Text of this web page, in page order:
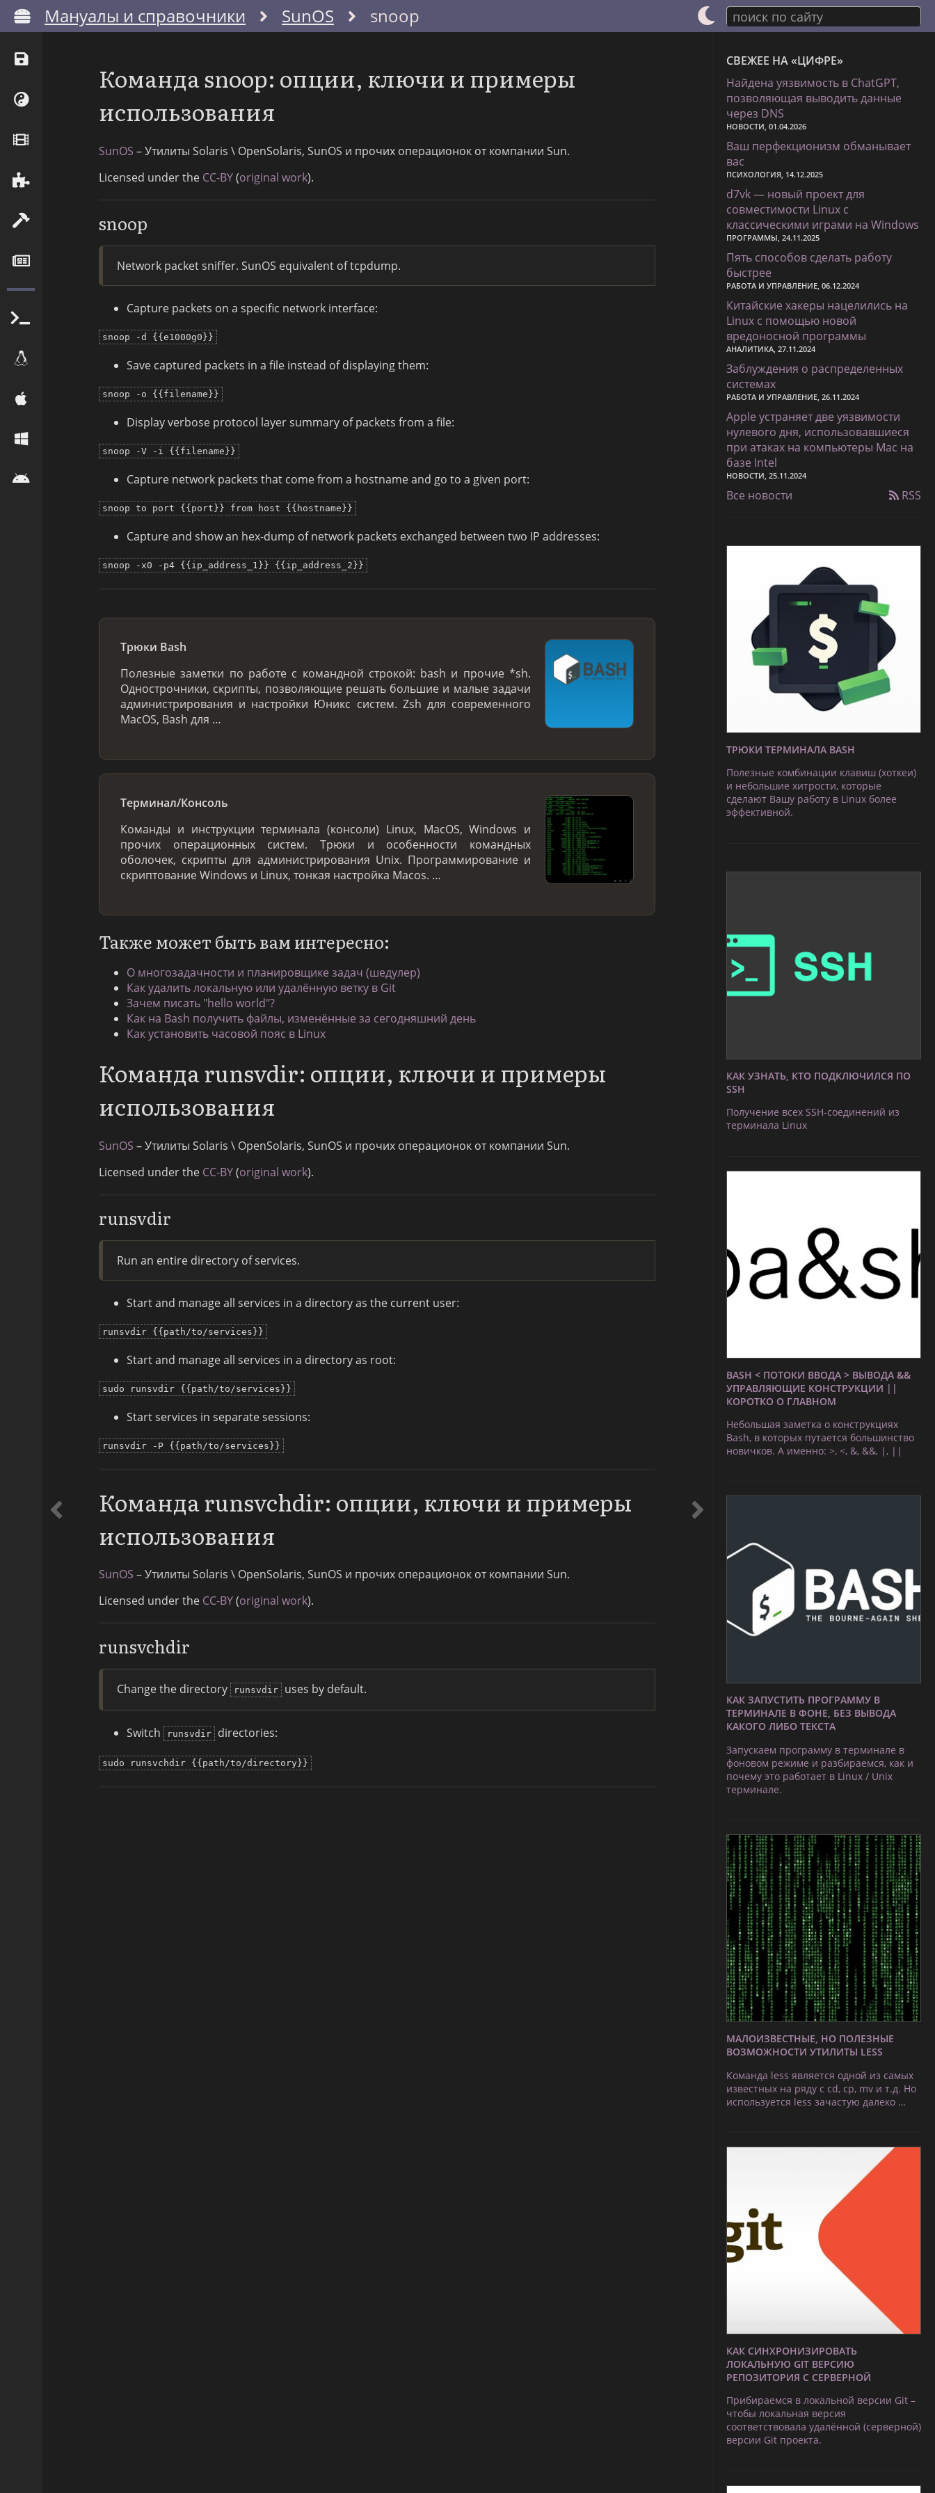
Мануалы и справочники SunOS snoop поиск по сайту
Команда snoop: опции, ключи и примеры
использования
SunOS – Утилиты Solaris \ OpenSolaris, SunOS и прочих операционок от компании Sun.
Licensed under the CC-BY(original work).
snoop
Network packet sniffer. SunOS equivalent of tcpdump.
Capture packets on a specific network interface:
snoop -d {{e1000g0}}
Save captured packets in a file instead of displaying them:
snoop -o {{filename}}
Display verbose protocol layer summary of packets from a file:
snoop -V -i {{filename}}
Capture network packets that come from a hostname and go to a given port:
snoop to port {{port}} from host {{hostname}}
Capture and show an hex-dump of network packets exchanged between two IP addresses:
snoop -x0 -p4 {{ip_address_1}} {{ip_address_2}}
Трюки Bash
Полезные заметки по работе с командной строкой: bash и прочие *sh.
Однострочники, скрипты, позволяющие решать большие и малые задачи
администрирования и настройки Юникс систем. Zsh для современного
MacOS, Bash для …
Терминал/Консоль
Команды и инструкции терминала (консоли) Linux, MacOS, Windows и
прочих операционных систем. Трюки и особенности командных
оболочек, скрипты для администрирования Unix. Программирование и
скриптование Windows и Linux, тонкая настройка Macos. …
Также может быть вам интересно:
О многозадачности и планировщике задач (шедулер)
Как удалить локальную или удалённую ветку в Git
Зачем писать "hello world"?
Как на Bash получить файлы, изменённые за сегодняшний день
Как установить часовой пояс в Linux
Команда runsvdir: опции, ключи и примеры
использования
SunOS – Утилиты Solaris \ OpenSolaris, SunOS и прочих операционок от компании Sun.
Licensed under the CC-BY(original work).
runsvdir
Run an entire directory of services.
Start and manage all services in a directory as the current user:
runsvdir {{path/to/services}}
Start and manage all services in a directory as root:
sudo runsvdir {{path/to/services}}
Start services in separate sessions:
runsvdir -P {{path/to/services}}
Команда runsvchdir: опции, ключи и примеры
использования
SunOS – Утилиты Solaris \ OpenSolaris, SunOS и прочих операционок от компании Sun.
Licensed under the CC-BY(original work).
runsvchdir
Change the directory runsvdir uses by default.
Switch runsvdir directories:
sudo runsvchdir {{path/to/directory}}
СВЕЖЕЕ НА «ЦИФРЕ»
Найдена уязвимость в ChatGPT,
позволяющая выводить данные
через DNS
НОВОСТИ, 01.04.2026
Ваш перфекционизм обманывает
вас
ПСИХОЛОГИЯ, 14.12.2025
d7vk — новый проект для
совместимости Linux с
классическими играми на Windows
ПРОГРАММЫ, 24.11.2025
Пять способов сделать работу
быстрее
РАБОТА И УПРАВЛЕНИЕ, 06.12.2024
Китайские хакеры нацелились на
Linux с помощью новой
вредоносной программы
АНАЛИТИКА, 27.11.2024
Заблуждения о распределенных
системах
РАБОТА И УПРАВЛЕНИЕ, 26.11.2024
Apple устраняет две уязвимости
нулевого дня, использовавшиеся
при атаках на компьютеры Mac на
базе Intel
НОВОСТИ, 25.11.2024
Все новости RSS
ТРЮКИ ТЕРМИНАЛА BASH
Полезные комбинации клавиш (хоткеи)
и небольшие хитрости, которые
сделают Вашу работу в Linux более
эффективной.
КАК УЗНАТЬ, КТО ПОДКЛЮЧИЛСЯ ПО
SSH
Получение всех SSH-соединений из
терминала Linux
BASH < ПОТОКИ ВВОДА > ВЫВОДА &&
УПРАВЛЯЮЩИЕ КОНСТРУКЦИИ ||
КОРОТКО О ГЛАВНОМ
Небольшая заметка о конструкциях
Bash, в которых путается большинство
новичков. А именно: >, <, &, &&, |, ||
КАК ЗАПУСТИТЬ ПРОГРАММУ В
ТЕРМИНАЛЕ В ФОНЕ, БЕЗ ВЫВОДА
КАКОГО ЛИБО ТЕКСТА
Запускаем программу в терминале в
фоновом режиме и разбираемся, как и
почему это работает в Linux / Unix
терминале.
МАЛОИЗВЕСТНЫЕ, НО ПОЛЕЗНЫЕ
ВОЗМОЖНОСТИ УТИЛИТЫ LESS
Команда less является одной из самых
известных на ряду с cd, cp, mv и т.д. Но
используется less зачастую далеко …
КАК СИНХРОНИЗИРОВАТЬ
ЛОКАЛЬНУЮ GIT ВЕРСИЮ
РЕПОЗИТОРИЯ С СЕРВЕРНОЙ
Прибираемся в локальной версии Git –
чтобы локальная версия
соответствовала удалённой (серверной)
версии Git проекта.